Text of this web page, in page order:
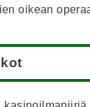
oikean